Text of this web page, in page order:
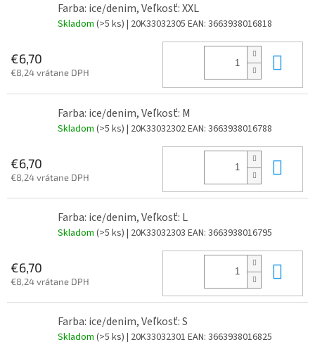
Farba: ice/denim, Veľkosť: XXL
Skladom (>5 ks) | 20K33032305 EAN: 3663938016818
€6,70
€8,24 vrátane DPH
Farba: ice/denim, Veľkosť: M
Skladom (>5 ks) | 20K33032302EAN: 3663938016788
€6,70
€8,24 vrátane DPH
Farba: ice/denim, Veľkosť: L
Skladom (>5 ks) | 20K33032303 EAN: 3663938016795
€6,70
€8,24 vrátane DPH
Farba: ice/denim, Veľkosť: S
Skladom (>5 ks) | 20K33032301 EAN: 3663938016825